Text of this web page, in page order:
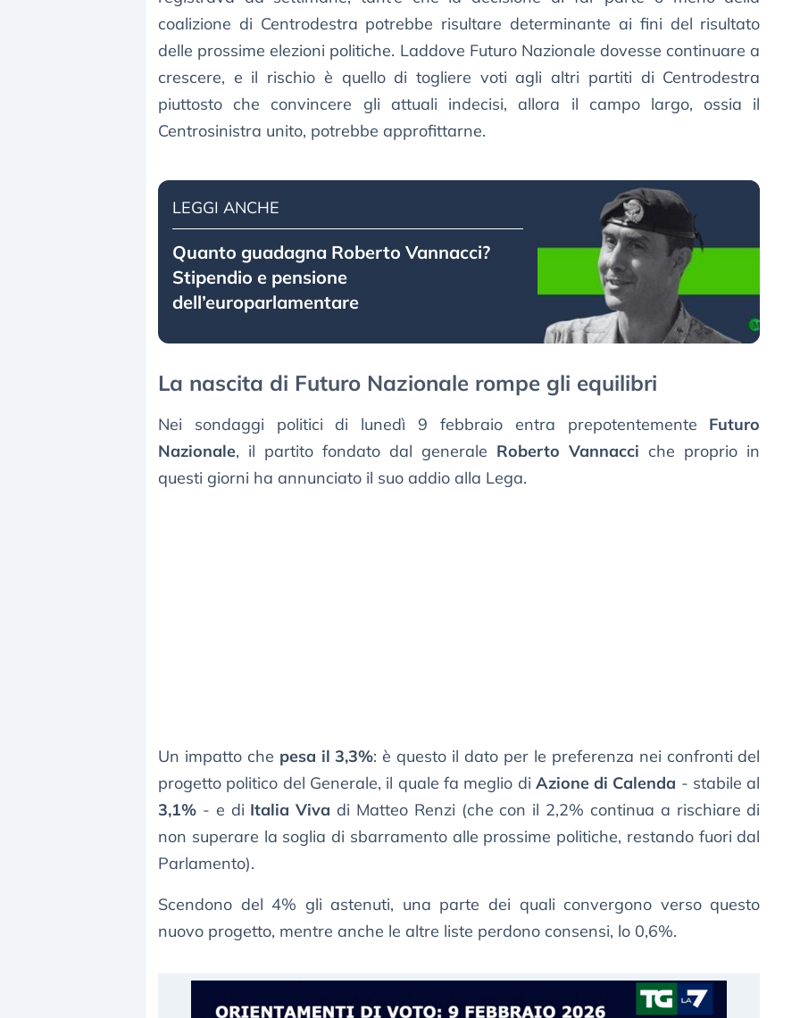
coalizione di Centrodestra potrebbe risultare determinante ai fini del risultato
delle prossime elezioni politiche. Laddove Futuro Nazionale dovesse continuare a
crescere, e il rischio è quello di togliere voti agli altri partiti di Centrodestra
piuttosto che convincere gli attuali indecisi, allora il campo largo, ossia il
Centrosinistra unito, potrebbe approfittarne.
LEGGI ANCHE
Quanto guadagna Roberto Vannacci?
Stipendio e pensione
dell’europarlamentare
La nascita di Futuro Nazionale rompe gli equilibri
Nei sondaggi politici di lunedì 9 febbraio entra prepotentemente Futuro
Nazionale, il partito fondato dal generale Roberto Vannacci che proprio in
questi giorni ha annunciato il suo addio alla Lega.
Un impatto che pesa il 3,3%: è questo il dato per le preferenza nei confronti del
progetto politico del Generale, il quale fa meglio di Azione di Calenda - stabile al
3,1% - e di Italia Viva di Matteo Renzi (che con il 2,2% continua a rischiare di
non superare la soglia di sbarramento alle prossime politiche, restando fuori dal
Parlamento).
Scendono del 4% gli astenuti, una parte dei quali convergono verso questo
nuovo progetto, mentre anche le altre liste perdono consensi, lo 0,6%.